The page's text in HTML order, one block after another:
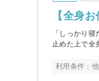
【全身
「しっかり
止めた上で全
利用条件：